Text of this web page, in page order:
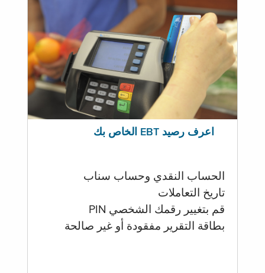
اعرف رصيد EBT الخاص بك
الحساب النقدي وحساب سناب
تاريخ التعاملات
قم بتغيير رقمك الشخصي PIN
بطاقة التقرير مفقودة أو غير صالحة